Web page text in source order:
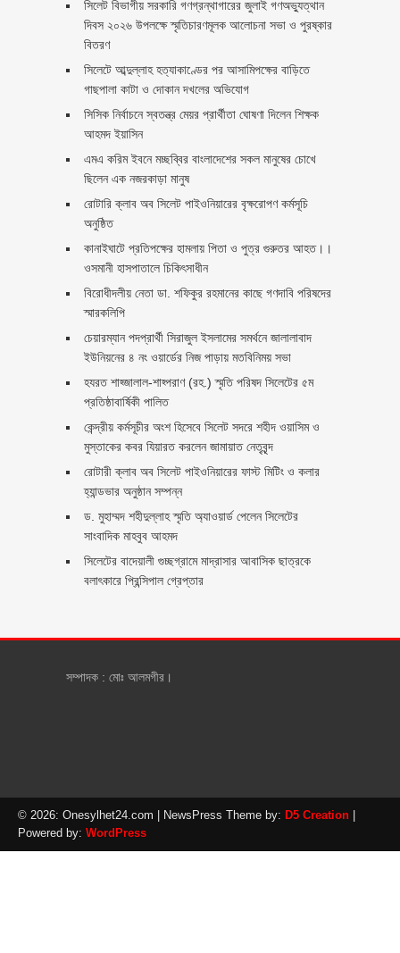
সিলেট বিভাগীয় সরকারি গণগ্রন্থাগারের জুলাই গণঅভ্যুত্থান
দিবস ২০২৬ উপলক্ষে স্মৃতিচারণমূলক আলোচনা সভা ও পুরষ্কার
বিতরণ ‎ ‎
সিলেটে আব্দুল্লাহ হত্যাকাণ্ডের পর আসামিপক্ষের বাড়িতে
গাছপালা কাটা ও দোকান দখলের অভিযোগ
সিসিক নির্বাচনে স্বতন্ত্র মেয়র প্রার্থীতা ঘোষণা দিলেন শিক্ষক
আহমদ ইয়াসিন
এমএ করিম ইবনে মচ্ছব্বির বাংলাদেশের সকল মানুষের চোখে
ছিলেন এক নজরকাড়া মানুষ ‎
রোটারি ক্লাব অব সিলেট পাইওনিয়ারের বৃক্ষরোপণ কর্মসূচি
অনুষ্ঠিত
কানাইঘাটে প্রতিপক্ষের হামলায় পিতা ও পুত্র গুরুতর আহত।।
ওসমানী হাসপাতালে চিকিৎসাধীন
বিরোধীদলীয় নেতা ডা. শফিকুর রহমানের কাছে গণদাবি পরিষদের
স্মারকলিপি ‎
চেয়ারম্যান পদপ্রার্থী সিরাজুল ইসলামের সমর্থনে জালালাবাদ
ইউনিয়নের ৪ নং ওয়ার্ডের নিজ পাড়ায় মতবিনিময় সভা
হযরত শাহ্জালাল-শাহ্পরাণ (রহ.) স্মৃতি পরিষদ সিলেটের ৫ম
প্রতিষ্ঠাবার্ষিকী পালিত ‎​
কেন্দ্রীয় কর্মসূচীর অংশ হিসেবে সিলেট সদরে শহীদ ওয়াসিম ও
মুস্তাকের কবর যিয়ারত করলেন জামায়াত নেতৃবৃন্দ ‎
রোটারী ক্লাব অব সিলেট পাইওনিয়ারের ফাস্ট মিটিং ও কলার
হ্যান্ডভার অনুষ্ঠান সম্পন্ন
ড. মুহাম্মদ শহীদুল্লাহ স্মৃতি অ্যাওয়ার্ড পেলেন সিলেটের
সাংবাদিক মাহবুব আহমদ
সিলেটের বাদেয়ালী গুচ্ছগ্রামে মাদ্রাসার আবাসিক ছাত্রকে
বলাৎকারে প্রিন্সিপাল গ্রেপ্তার ‎
সম্পাদক : মোঃ আলমগীর।
© 2026: Onesylhet24.com | NewsPress Theme by: D5 Creation
Powered by: WordPress